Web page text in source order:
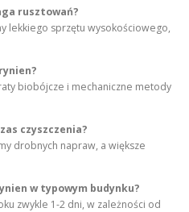
rusztowań?
lekkiego sprzętu wysokościowego,
biobójcze i mechaniczne metody
czyszczenia?
drobnych napraw, a większe
w typowym budynku?
zwykle 1-2 dni, w zależności od